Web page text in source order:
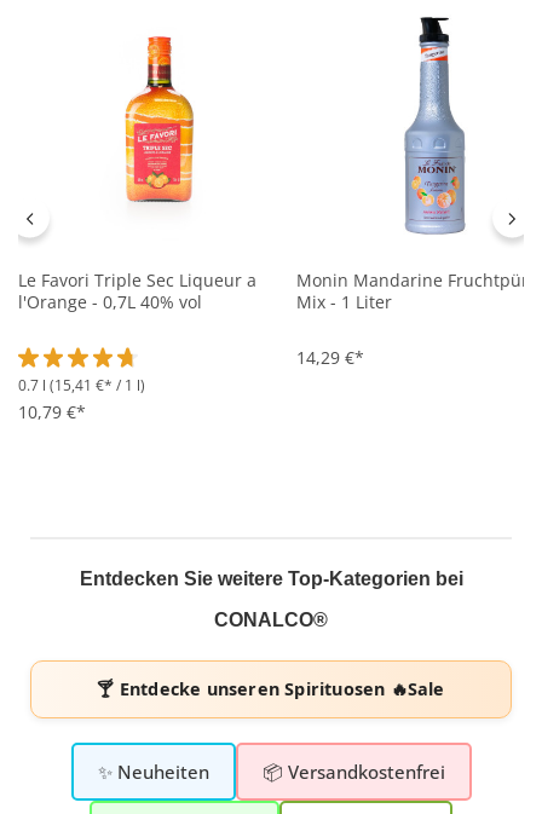
Le Favori Triple Sec Liqueur a
l'Orange - 0,7L 40% vol
Durchschnittliche Bewertung von 4.8 von 5 Sternen
0.7 l (15,41 €* / 1 l)
10,79 €*
Monin Mandarine
Mix - 1 Liter
14,29 €*
Entdecken Sie weitere Top-Kategorien bei
CONALCO®
🍸 Entdecke unserenSpirituosen 🔥Sale
✨ Neuheiten 📦 Versandkostenfrei